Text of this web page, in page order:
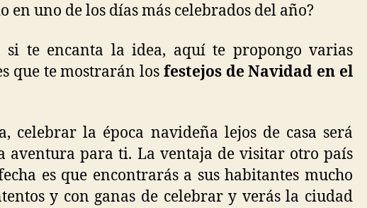
en uno de los días más celebrados del año?
si te encanta la idea, aquí te propongo varias
que te mostrarán los festejos de Navidad en el
celebrar la época navideña lejos de casa será
aventura para ti. La ventaja de visitar otro país
es que encontrarás a sus habitantes mucho
y con ganas de celebrar y verás la ciudad